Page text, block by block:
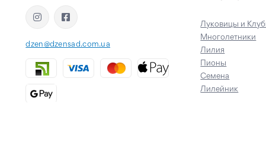
dzen@dzensad.com.ua
Луковицы и
Многолетники
Лилия
Пионы
Семена
Лилейник